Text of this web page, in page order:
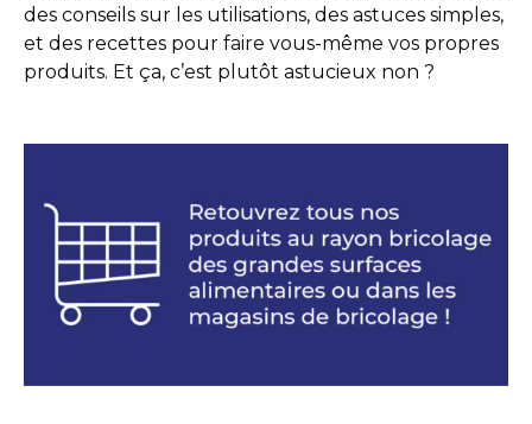
des conseils sur les utilisations, des astuces simples,
et des recettes pour faire vous-même vos propres
produits. Et ça, c’est plutôt astucieux non ?